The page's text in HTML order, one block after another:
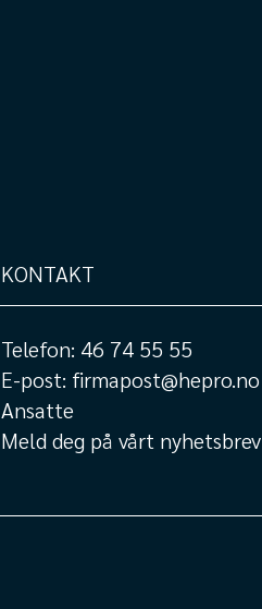
KONTAKT
Telefon: 46 74 55 55
E-post: firmapost@hepro.no
Ansatte
Meld deg på vårt nyhetsbrev